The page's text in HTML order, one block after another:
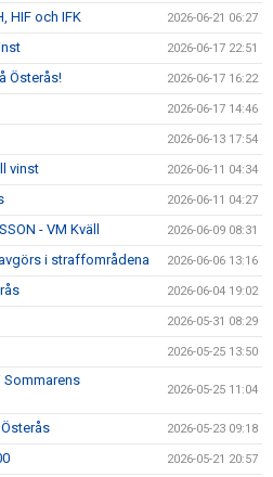
HIF och IFK 2026-06-21 06:27
2026-06-17 22:51
Österås! 2026-06-17 16:22
2026-06-17 14:46
2026-06-13 17:54
vinst 2026-06-11 04:34
2026-06-11 04:27
- VM Kväll 2026-06-09 08:31
i straffområdena 2026-06-06 13:16
2026-06-04 19:02
2026-05-31 08:29
2026-05-25 13:50
Sommarens
2026-05-25 11:04
2026-05-23 09:18
2026-05-21 20:57